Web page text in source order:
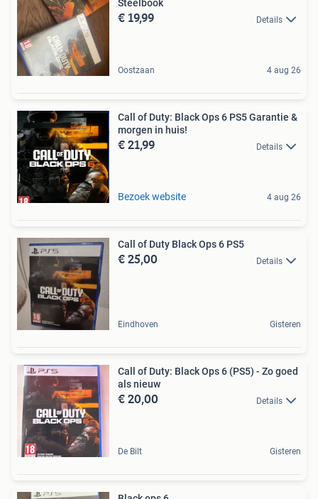
Steelbook
€ 19,99 Details
Oostzaan 4 aug 26
Call of Duty: Black Ops 6 PS5 Garantie &
morgen in huis!
€ 21,99 Details
Bezoek website 4 aug 26
Call of Duty Black Ops 6 PS5
€ 25,00 Details
Eindhoven Gisteren
Call of Duty: Black Ops 6 (PS5) - Zo goed
als nieuw
€ 20,00 Details
De Bilt Gisteren